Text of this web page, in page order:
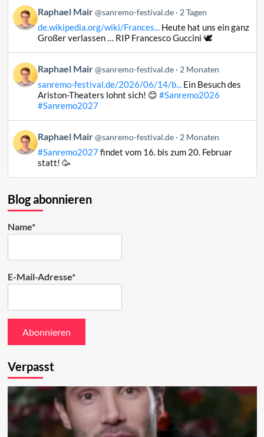
Bluesky
ansehen
Beitrag
von
Raphael
Bluesky
ansehen
Raphael Mair @sanremo-festival.de 2 Tagen
de.wikipedia.org/wiki/Frances...Heute hat uns ein ganz
Großer verlassen … RIP Francesco Guccini 🕊️
Beitrag
von
Raphael
ansehen
Raphael Mair @sanremo-festival.de 2 Monaten
sanremo-festival.de/2026/06/14/b...Ein Besuch des
Ariston-Theaters lohnt sich! 😊 #Sanremo2026
#Sanremo2027
Beitrag
von
Raphael
Bluesky
ansehen
Raphael Mair @sanremo-festival.de 2 Monaten
#Sanremo2027findet vom 16. bis zum 20. Februar
statt! 🥳
Blog abonnieren
Name*
E-Mail-Adresse*
Verpasst